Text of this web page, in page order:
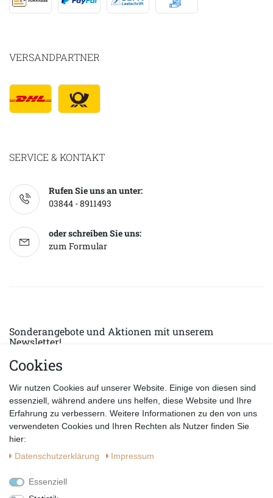
VERSANDPARTNER
SERVICE & KONTAKT
Rufen Sie uns an unter:
03844 - 8911493
oder schreiben Sie uns:
zum Formular
Sonderangebote und Aktionen mit unserem
Newsletter!
E-MAIL *
Datenschutzerklärung
Cookies
Wir nutzen Cookies auf unserer Website. Einige von diesen sind
essenziell, während andere uns helfen, diese Website und Ihre
Erfahrung zu verbessern. Weitere Informationen zu den von uns
verwendeten Cookies und Ihren Rechten als Nutzer finden Sie
hier:
Daten­schutz­erklärung
Impressum
Essenziell